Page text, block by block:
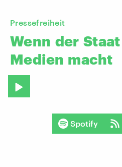
Pressefreiheit
Wenn der Staat
Medien macht
Spotify